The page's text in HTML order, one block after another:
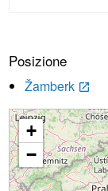
Posizione
Žamberk launch
+
−